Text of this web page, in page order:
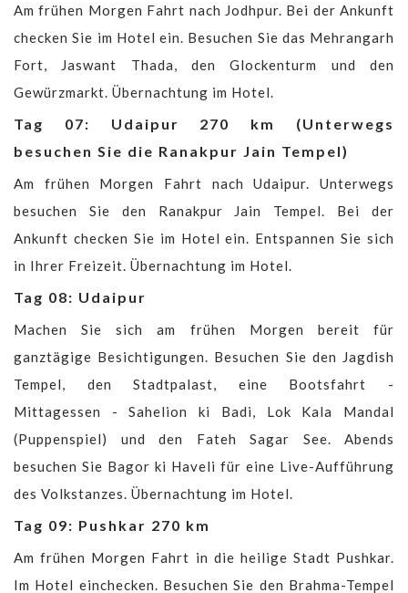
Am frühen Morgen Fahrt nach Jodhpur. Bei der Ankunft
checken Sie im Hotel ein. Besuchen Sie das Mehrangarh
Fort, Jaswant Thada, den Glockenturm und den
Gewürzmarkt. Übernachtung im Hotel.
Tag 07: Udaipur 270 km (Unterwegs
besuchen Sie die Ranakpur Jain Tempel)
Am frühen Morgen Fahrt nach Udaipur. Unterwegs
besuchen Sie den Ranakpur Jain Tempel. Bei der
Ankunft checken Sie im Hotel ein. Entspannen Sie sich
in Ihrer Freizeit. Übernachtung im Hotel.
Tag 08: Udaipur
Machen Sie sich am frühen Morgen bereit für
ganztägige Besichtigungen. Besuchen Sie den Jagdish
Tempel, den Stadtpalast, eine Bootsfahrt -
Mittagessen - Sahelion ki Badi, Lok Kala Mandal
(Puppenspiel) und den Fateh Sagar See. Abends
besuchen Sie Bagor ki Haveli für eine Live-Aufführung
des Volkstanzes. Übernachtung im Hotel.
Tag 09: Pushkar 270 km
Am frühen Morgen Fahrt in die heilige Stadt Pushkar.
Im Hotel einchecken. Besuchen Sie den Brahma-Tempel